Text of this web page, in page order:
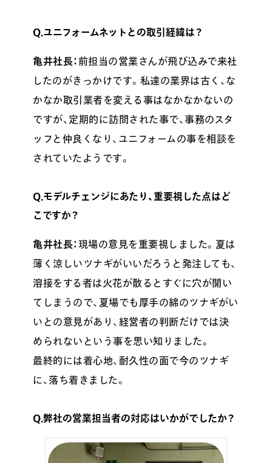
Q.ユニフォームネットとの取引経緯は？
亀井社長：前担当の営業さんが飛び込みで来社
したのがきっかけです。私達の業界は古く、な
かなか取引業者を変える事はなかなかないの
ですが、定期的に訪問された事で、事務のスタ
ッフと仲良くなり、ユニフォームの事を相談を
されていたようです。
Q.モデルチェンジにあたり、重要視した点はど
こですか？
亀井社長： 現場の意見を重要視しました。夏は
薄く涼しいツナギがいいだろうと発注しても、
溶接をする者は火花が散るとすぐに穴が開い
てしまうので、夏場でも厚手の綿のツナギがい
いとの意見があり、経営者の判断だけでは決
められないという事を思い知りました。
最終的には着心地、耐久性の面で今のツナギ
に、落ち着きました。
Q.弊社の営業担当者の対応はいかがでしたか？